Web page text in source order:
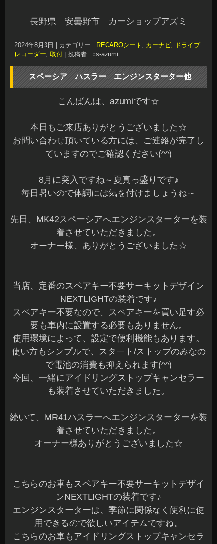
長野県 安曇野市 カーショップアズミ
2024年8月3日 カテゴリー : RECAROシート , カーナビ, ドライブ
レコーダー, 取付 投稿者 : cs-azumi
スペーシア ハスラー エンジンスターター他
こんばんは、azumiです☆
本日もご来店ありがとうございました☆
お問い合わせ頂いている方には、ご連絡が完了し
ていますのでご確認ください(^^)
8月に突入ですね～夏真っ盛りです♪
毎日暑いので体調には気を付けましょうね～
先日、MK42スペーシアへエンジンスターターを装
着させていただきました。
オーナー様、ありがとうございました☆
当店、定番のスペアキー不要サーキットデザイン
NEXTLIGHTの装着です♪
スペアキー不要なので、スペアキーを買い足す必
要も車内に設置する必要もありません。
使用環境によって、設定で便利機能もあります。
使い方もシンプルで、スタート/ストップのみなの
で電池の消費も抑えられます(^^)
今回、一緒にアイドリングストップキャンセラー
も装着させていただきました。
続いて、MR41ハスラーへエンジンスターターを装
着させていただきました。
オーナー様ありがとうございました☆
こちらのお車もスペアキー不要サーキットデザイ
ンNEXTLIGHTの装着です♪
エンジンスターターは、季節に関係なく便利に使
用できるので欲しいアイテムですね。
こちらのお車もアイドリングストップキャンセラ